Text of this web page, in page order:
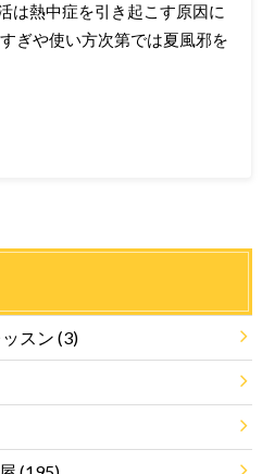
は熱中症を引き起こす原因に
ぎや使い方次第では夏風邪を
スン (3)